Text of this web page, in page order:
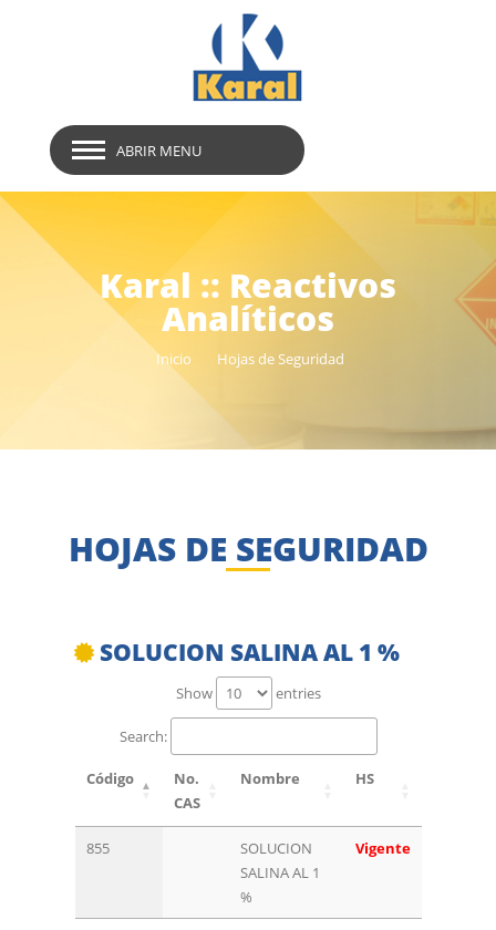
ABRIR MENU
Karal :: Reactivos
Analíticos
Inicio Hojas de Seguridad
HOJAS DE SEGURIDAD
SOLUCION SALINA AL 1 %
Show entries
Search:
Código
No.
CAS
Nombre HS
855
SOLUCION
SALINA AL 1
%
Vigente